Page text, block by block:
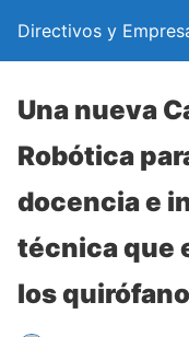
Directivos y
Una nueva
Robótica
docencia e
técnica que
los